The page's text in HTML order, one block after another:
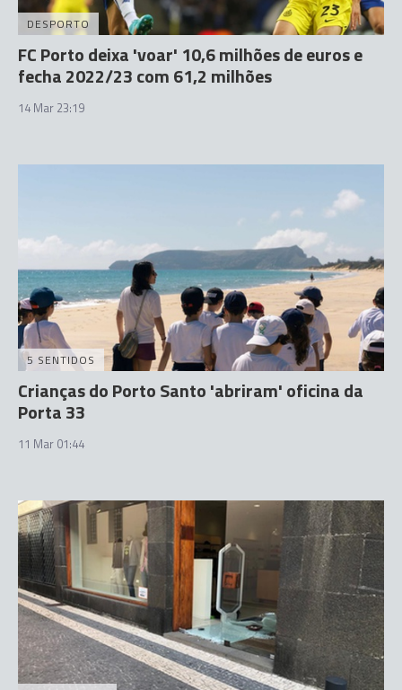
DESPORTO
FC Porto deixa 'voar' 10,6 milhões de euros e
fecha 2022/23 com 61,2 milhões
14 Mar 23:19
5 SENTIDOS
Crianças do Porto Santo 'abriram' oficina da
Porta 33
11 Mar 01:44